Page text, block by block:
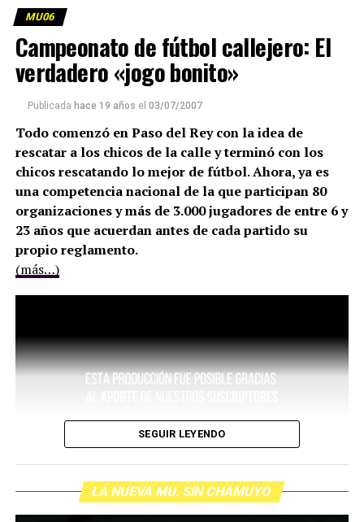
MU06
Campeonato de fútbol callejero: El
verdadero «jogo bonito»
Publicada hace 19 años el 03/07/2007
Todo comenzó en Paso del Rey con la idea de
rescatar a los chicos de la calle y terminó con los
chicos rescatando lo mejor de fútbol. Ahora, ya es
una competencia nacional de la que participan 80
organizaciones y más de 3.000 jugadores de entre 6 y
23 años que acuerdan antes de cada partido su
propio reglamento.
(más…)
SEGUIR LEYENDO
LA NUEVA MU. SIN CHAMUYO